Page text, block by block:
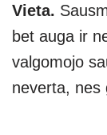
Vieta.
bet auga ir
valgomojo
neverta, nes